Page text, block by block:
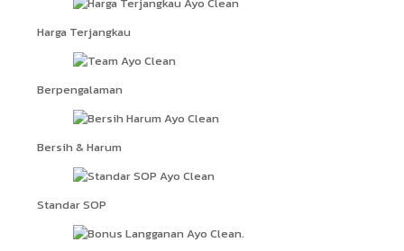
Harga Terjangkau
Berpengalaman
Bersih & Harum
Standar SOP